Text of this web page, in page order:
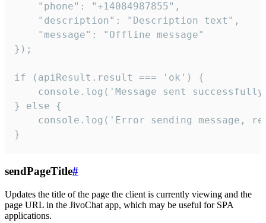
    "phone": "+14084987855",
    "description": "Description text",
    "message": "Offline message"
});
if (apiResult.result === 'ok') {
console.log('Message sent
} else {
console.log('Error sending message,
}
sendPageTitle#
Updates the title of the page the client is currently viewing and the
page URL in the JivoChat app, which may be useful for SPA
applications.